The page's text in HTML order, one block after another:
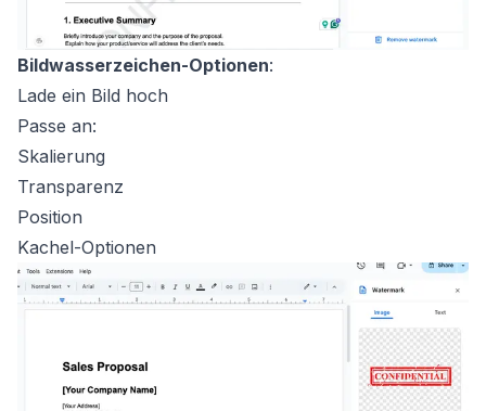
Bildwasserzeichen-Optionen:
Lade ein Bild hoch
Passe an:
Skalierung
Transparenz
Position
Kachel-Optionen